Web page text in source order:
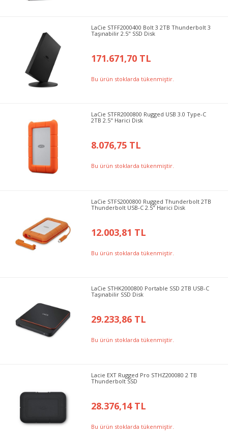
LaCie STFF2000400 Bolt 3 2TB Thunderbolt 3
Taşınabilir 2.5" SSD Disk
171.671,70 TL
Bu ürün stoklarda tükenmiştir.
LaCie STFR2000800 Rugged USB 3.0 Type-C
2TB 2.5" Harici Disk
8.076,75 TL
Bu ürün stoklarda tükenmiştir.
LaCie STFS2000800 Rugged Thunderbolt 2TB
Thunderbolt USB-C 2.5" Harici Disk
12.003,81 TL
Bu ürün stoklarda tükenmiştir.
LaCie STHK2000800 Portable SSD 2TB USB-C
Taşınabilir SSD Disk
29.233,86 TL
Bu ürün stoklarda tükenmiştir.
Lacie EXT Rugged Pro STHZ200080 2 TB
Thunderbolt SSD
28.376,14 TL
Bu ürün stoklarda tükenmiştir.